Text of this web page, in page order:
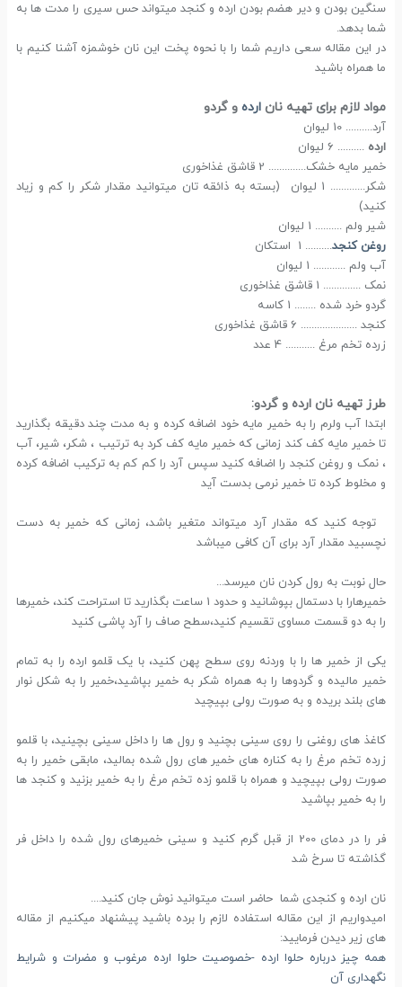
سنگین بودن و دیر هضم بودن ارده و کنجد میتواند حس سیری را مدت ها به
شما بدهد.
در این مقاله سعی داریم شما را با نحوه پخت این نان خوشمزه آشنا کنیم با
ما همراه باشید
مواد لازم برای تهیه نان ارده و گردو
آرد.......... 10 لیوان
ارده .......... 6 لیوان
خمیر مایه خشک.............. 2 قاشق غذاخوری
شکر............. 1 لیوان (بسته به ذائقه تان میتوانید مقدار شکر را کم و زیاد
کنید)
شیر ولم .......... 1 لیوان
روغن کنجد.......... 1 استکان
آب ولم ............ 1 لیوان
نمک .............. 1 قاشق غذاخوری
گردو خرد شده ........ 1 کاسه
کنجد ..................... 6 قاشق غذاخوری
زرده تخم مرغ ........... 4 عدد
طرز تهیه نان ارده و گردو:
ابتدا آب ولرم را به خمیر مایه خود اضافه کرده و به مدت چند دقیقه بگذارید
تا خمیر مایه کف کند زمانی که خمیر مایه کف کرد به ترتیب ، شکر، شیر، آب
، نمک و روغن کنجد را اضافه کنید سپس آرد را کم کم به ترکیب اضافه کرده
و مخلوط کرده تا خمیر نرمی بدست آید
توجه کنید که مقدار آرد میتواند متغیر باشد، زمانی که خمیر به دست
نچسبید مقدار آرد برای آن کافی میباشد
حال نوبت به رول کردن نان میرسد...
خمیرهارا با دستمال بپوشانید و حدود 1 ساعت بگذارید تا استراحت کند، خمیرها
را به دو قسمت مساوی تقسیم کنید،سطح صاف را آرد پاشی کنید
یکی از خمیر ها را با وردنه روی سطح پهن کنید، با یک قلمو ارده را به تمام
خمیر مالیده و گردوها را به همراه شکر به خمیر بپاشید،خمیر را به شکل نوار
های بلند بریده و به صورت رولی بپیچید
کاغذ های روغنی را روی سینی بچنید و رول ها را داخل سینی بچینید، با قلمو
زرده تخم مرغ را به کناره های خمیر های رول شده بمالید، مابقی خمیر را به
صورت رولی بپیچید و همراه با قلمو زده تخم مرغ را به خمیر بزنید و کنجد ها
را به خمیر بپاشید
فر را در دمای 200 از قبل گرم کنید و سینی خمیرهای رول شده را داخل فر
گذاشته تا سرخ شد
نان ارده و کنجدی شما حاضر است میتوانید نوش جان کنید....
امیدواریم از این مقاله استفاده لازم را برده باشید پیشنهاد میکنیم از مقاله
های زیر دیدن فرمایید:
همه چیز درباره حلوا ارده -خصوصیت حلوا ارده مرغوب و مضرات و شرایط
نگهداری آن